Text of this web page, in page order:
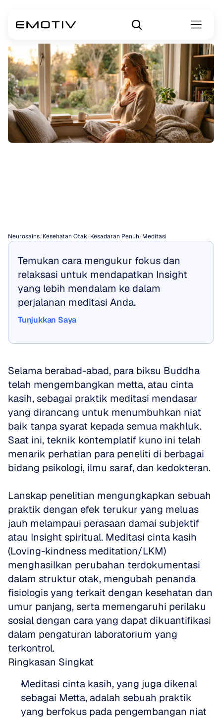
Neurosains/Kesehatan Otak/Kesadaran Penuh/Meditasi
Temukan cara mengukur fokus dan
relaksasi untuk mendapatkan Insight
yang lebih mendalam ke dalam
perjalanan meditasi Anda.
Tunjukkan Saya
Selama berabad-abad, para biksu Buddha
telah mengembangkan metta, atau cinta
kasih, sebagai praktik meditasi mendasar
yang dirancang untuk menumbuhkan niat
baik tanpa syarat kepada semua makhluk.
Saat ini, teknik kontemplatif kuno ini telah
menarik perhatian para peneliti di berbagai
bidang psikologi, ilmu saraf, dan kedokteran.
Lanskap penelitian mengungkapkan sebuah
praktik dengan efek terukur yang meluas
jauh melampaui perasaan damai subjektif
atau Insight spiritual. Meditasi cinta kasih
(Loving-kindness meditation/LKM)
menghasilkan perubahan terdokumentasi
dalam struktur otak, mengubah penanda
fisiologis yang terkait dengan kesehatan dan
umur panjang, serta memengaruhi perilaku
sosial dengan cara yang dapat dikuantifikasi
dalam pengaturan laboratorium yang
terkontrol.
Ringkasan Singkat
Meditasi cinta kasih, yang juga dikenal
sebagai Metta, adalah sebuah praktik
yang berfokus pada pengembangan niat